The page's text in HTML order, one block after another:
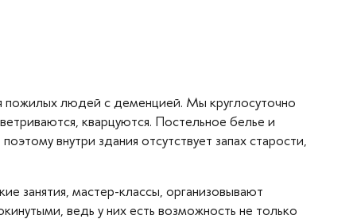
людей с деменцией. Мы круглосуточно
кварцуются. Постельное белье и
внутри здания отсутствует запах старости,
занятия, мастер-классы, организовывают
ведь у них есть возможность не только